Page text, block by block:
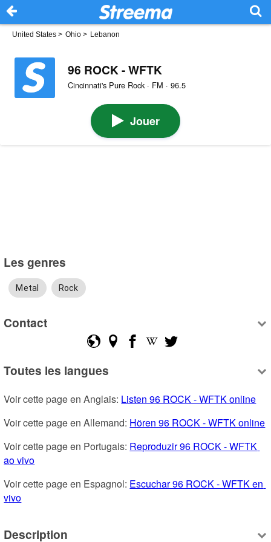
United States > Ohio > Lebanon
96 ROCK - WFTK
Cincinnati's Pure Rock · FM · 96.5
Jouer
Les genres
Metal Rock
Contact
Toutes les langues
Voir cette page en Anglais: Listen 96 ROCK - WFTK online
Voir cette page en Allemand: Hören 96 ROCK - WFTK online
Voir cette page en Portugais: Reproduzir 96 ROCK - WFTK
ao vivo
Voir cette page en Espagnol: Escuchar 96 ROCK - WFTK en
vivo
Description